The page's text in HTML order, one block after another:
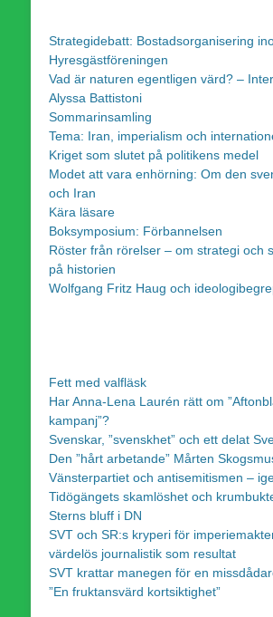
Strategidebatt: Bostadsorganisering
Hyresgästföreningen
Vad är naturen egentligen värd? –
Alyssa Battistoni
Sommarinsamling
Tema: Iran, imperialism och
Kriget som slutet på politikens medel
Modet att vara enhörning: Om den
och Iran
Kära läsare
Boksymposium: Förbannelsen
Röster från rörelser – om strategi och
på historien
Wolfgang Fritz Haug och
Fett med valfläsk
Har Anna-Lena Laurén rätt om
kampanj”?
Svenskar, ”svenskhet” och ett delat
Den ”hårt arbetande” Mårten
Vänsterpartiet och antisemitismen –
Tidögängets skamlöshet och
Sterns bluff i DN
SVT och SR:s kryperi för
värdelös journalistik som resultat
SVT krattar manegen för en
”En fruktansvärd kortsiktighet”